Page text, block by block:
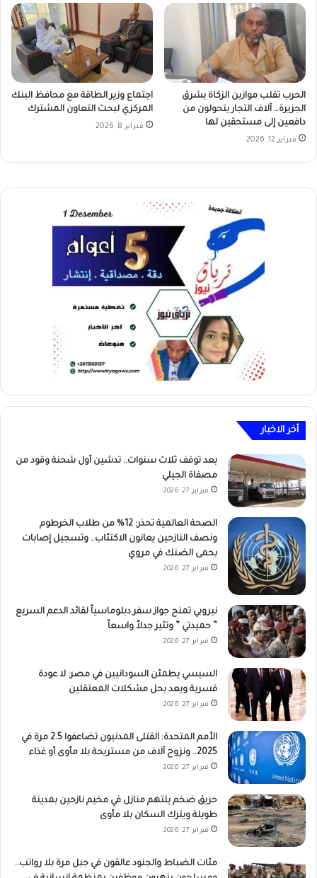
الحرب تقلب موازين الزكاة بشرق
الجزيرة… آلاف التجار يتحولون من
دافعين إلى مستحقين لها
فبراير 12, 2026
اجتماع وزير الطاقة مع محافظ البنك
المركزي لبحث التعاون المشترك
فبراير 8, 2026
أخر الاخبار
بعد توقف ثلاث سنوات.. تدشين أول شحنة وقود من
مصفاة الجيلي
فبراير 27, 2026
الصحة العالمية تحذر: 12% من طلاب الخرطوم
ونصف النازحين يعانون الاكتئاب.. وتسجيل إصابات
بحمى الضنك في مروي
فبراير 27, 2026
نيروبي تمنح جواز سفر دبلوماسياً لقائد الدعم السريع
” حميدتي ” وتثير جدلاً واسعاً
فبراير 27, 2026
السيسي يطمئن السودانيين في مصر: لا عودة
قسرية ويعد بحل مشكلات المعتقلين
فبراير 27, 2026
الأمم المتحدة: القتلى المدنيون تضاعفوا 2.5 مرة في
2025.. ونزوح آلاف من مستريحة بلا مأوى أو غذاء
فبراير 27, 2026
حريق ضخم يلتهم منازل في مخيم نازحين بمدينة
طويلة ويترك السكان بلا مأوى
فبراير 27, 2026
مئات الضباط والجنود عالقون في جبل مرة بلا رواتب..